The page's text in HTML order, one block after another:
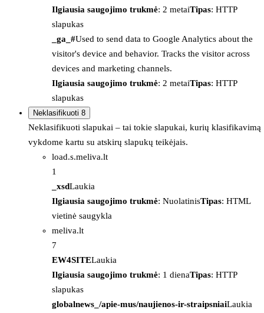
Ilgiausia saugojimo trukmė: 2 metaiTipas: HTTP
slapukas
_ga_#Used to send data to Google Analytics about the
visitor's device and behavior. Tracks the visitor across
devices and marketing channels.
Ilgiausia saugojimo trukmė: 2 metaiTipas: HTTP
slapukas
Neklasifikuoti 8
Neklasifikuoti slapukai – tai tokie slapukai, kurių klasifikavimą
vykdome kartu su atskirų slapukų teikėjais.
load.s.meliva.lt
1
_xsdLaukia
Ilgiausia saugojimo trukmė: NuolatinisTipas: HTML
vietinė saugykla
meliva.lt
7
EW4SITELaukia
Ilgiausia saugojimo trukmė: 1 dienaTipas: HTTP
slapukas
globalnews_/apie-mus/naujienos-ir-straipsniaiLaukia